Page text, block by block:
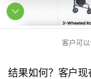
客户可
结果如何？客户